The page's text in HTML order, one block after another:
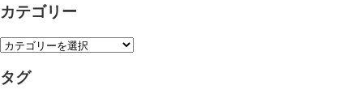
カテゴリー
タグ